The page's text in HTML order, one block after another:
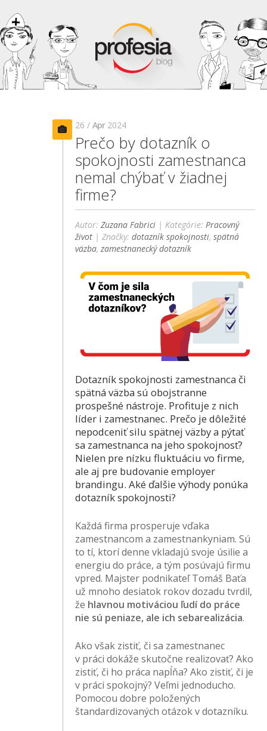
26 /Apr 2024
Prečo by dotazník o
spokojnosti zamestnanca
nemal chýbať v žiadnej
firme?
Autor:Zuzana Fabrici | Kategórie:Pracovný
život | Značky:dotazník spokojnosti,spätná
väzba,zamestnanecký dotazník
Dotazník spokojnosti zamestnanca či
spätná väzba sú obojstranne
prospešné nástroje. Profituje z nich
líder i zamestnanec. Prečo je dôležité
nepodceniť silu spätnej väzby a pýtať
sa zamestnanca na jeho spokojnosť?
Nielen pre nízku fluktuáciu vo firme,
ale aj pre budovanie employer
brandingu. Aké ďalšie výhody ponúka
dotazník spokojnosti?
Každá firma prosperuje vďaka
zamestnancom a zamestnankyniam. Sú
to tí, ktorí denne vkladajú svoje úsilie a
energiu do práce, a tým posúvajú firmu
vpred. Majster podnikateľ Tomáš Baťa
už mnoho desiatok rokov dozadu tvrdil,
že hlavnou motiváciou ľudí do práce
nie sú peniaze, ale ich sebarealizácia.
Ako však zistiť, či sa zamestnanec
v práci dokáže skutočne realizovať? Ako
zistiť, či ho práca napĺňa? Ako zistiť, či je
v práci spokojný? Veľmi jednoducho.
Pomocou dobre položených
štandardizovaných otázok v dotazníku.